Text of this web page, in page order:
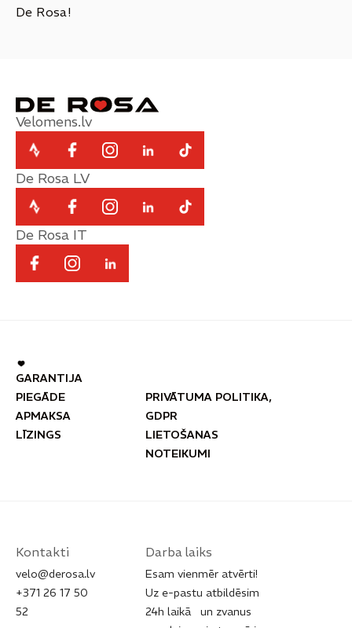
De Rosa!
Velomens.lv
De Rosa LV
De Rosa IT
GARANTIJA
PIEGĀDE
APMAKSA
LĪZINGS
PRIVĀTUMA POLITIKA,
GDPR
LIETOŠANAS
NOTEIKUMI
Kontakti
velo@derosa.lv
+371 26 17 50
52​
Darba laiks
Esam vienmēr atvērti!
Uz e-pastu atbildēsim
24h laikā un zvanus